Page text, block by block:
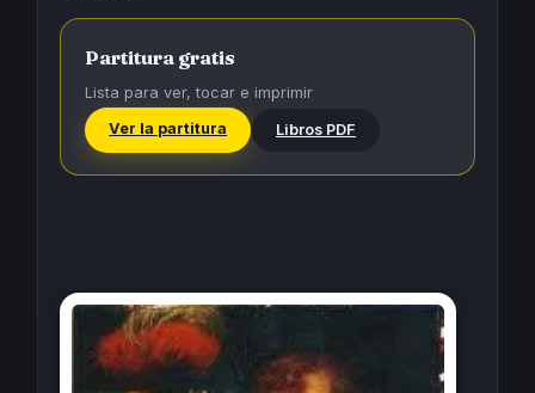
Partitura gratis
Lista para ver, tocar e imprimir
Ver la partitura
Libros PDF